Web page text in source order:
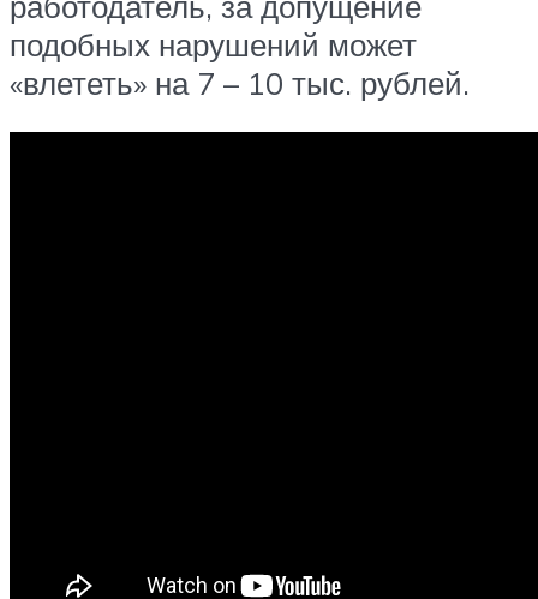
подобных нарушений может
«влететь» на 7 – 10 тыс. рублей.